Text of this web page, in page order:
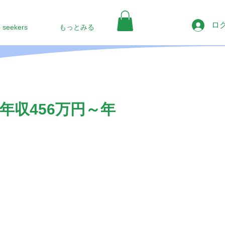
seekers もっとみる ロ
収456万円～年